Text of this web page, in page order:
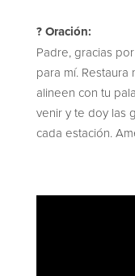
? Oración:
Padre, gracias
para mí.
alineen con tu
venir y te doy las
cada estación.